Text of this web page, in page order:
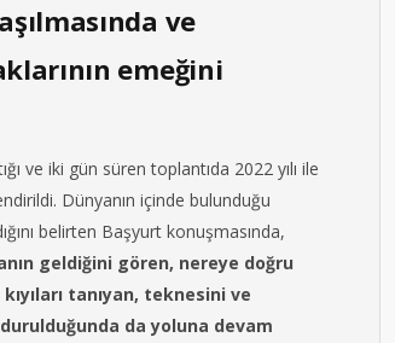
ve
emeğini
ve iki gün süren toplantıda 2022 yılı ile
Dünyanın içinde bulunduğu
belirten Başyurt konuşmasında,
geldiğini gören, nereye doğru
tanıyan, teknesini ve
da yoluna devam